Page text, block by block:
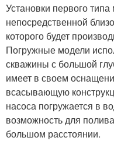
Установки первого
непосредственной
которого будет
Погружные модели
скважины с большой
имеет в своем
всасывающую
насоса погружается в
возможность для
большом расстоянии.